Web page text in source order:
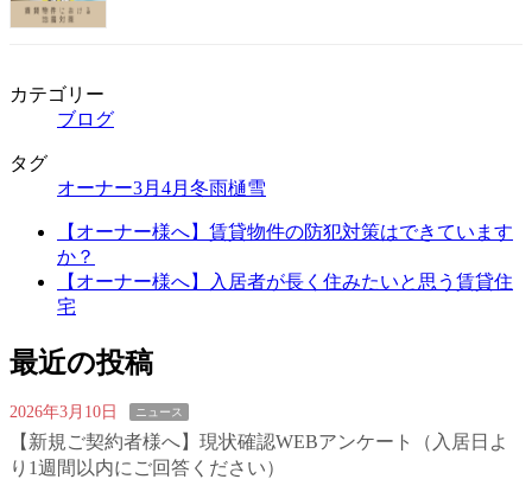
カテゴリー
ブログ
タグ
オーナー3月 4月 冬雨樋雪
【オーナー様へ】賃貸物件の防犯対策はできています
か？
【オーナー様へ】入居者が長く住みたいと思う賃貸住
宅
最近の投稿
2026年3月10日 ニュース
【新規ご契約者様へ】現状確認WEBアンケート（入居日よ
り1週間以内にご回答ください）